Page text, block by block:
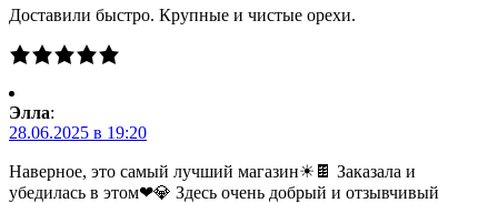
Доставили быстро. Крупные и чистые орехи.
Элла:
28.06.2025 в 19:20
Наверное, это самый лучший магазин☀🍫 Заказала и
убедилась в этом❤💎 Здесь очень добрый и отзывчивый